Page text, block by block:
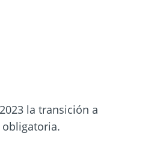
la transición a
obligatoria.